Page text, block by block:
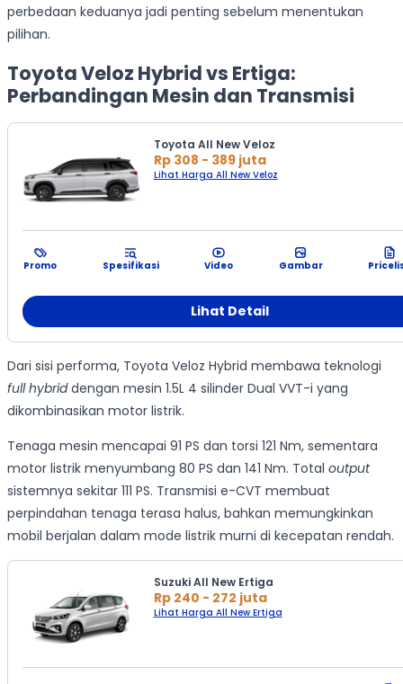
perbedaan keduanya jadi penting sebelum menentukan
pilihan.
Toyota Veloz Hybrid vs Ertiga:
Perbandingan Mesin dan Transmisi
Toyota All New Veloz
Rp 308 - 389 juta
Lihat Harga All New Veloz
Promo Spesifikasi Video Gambar
Lihat Detail
Dari sisi performa, Toyota Veloz Hybrid membawa teknologi
full hybriddengan mesin 1.5L 4 silinder Dual VVT-i yang
dikombinasikan motor listrik.
Tenaga mesin mencapai 91 PS dan torsi 121 Nm, sementara
motor listrik menyumbang 80 PS dan 141 Nm. Total output
sistemnya sekitar 111 PS. Transmisi e-CVT membuat
perpindahan tenaga terasa halus, bahkan memungkinkan
mobil berjalan dalam mode listrik murni di kecepatan rendah.
Suzuki All New Ertiga
Rp 240 - 272 juta
Lihat Harga All New Ertiga